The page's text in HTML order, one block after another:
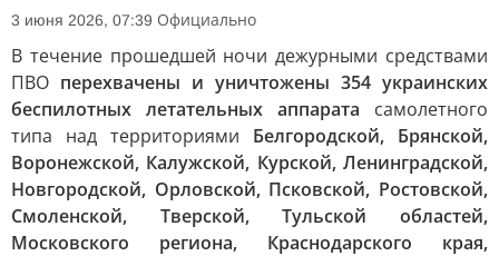
3 июня 2026, 07:39 Официально
В течение прошедшей ночи дежурными средствами
ПВО перехвачены и уничтожены 354 украинских
беспилотных летательных аппарата самолетного
типа над территориями Белгородской, Брянской,
Воронежской, Калужской, Курской, Ленинградской,
Новгородской, Орловской, Псковской, Ростовской,
Смоленской, Тверской, Тульской областей,
Московского региона, Краснодарского края,